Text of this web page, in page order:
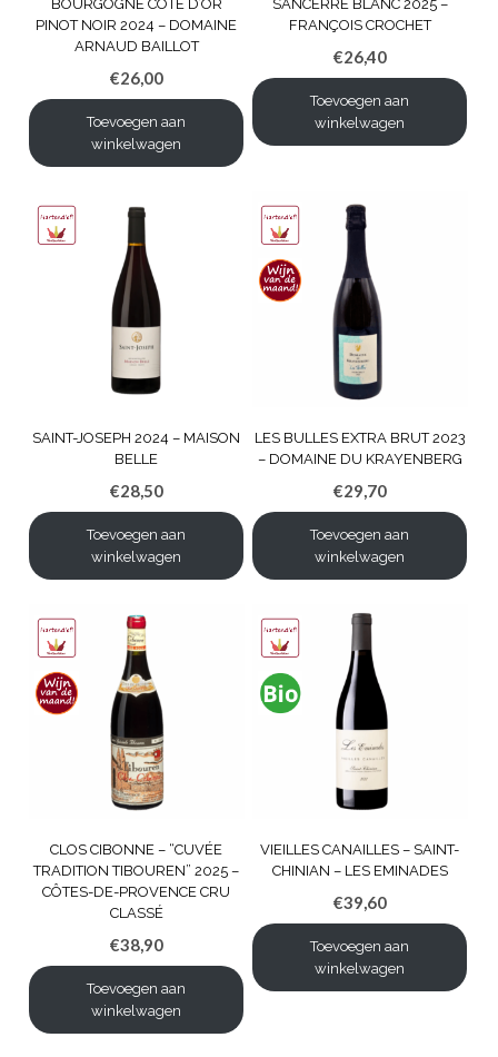
BOURGOGNE CÔTE D’OR
PINOT NOIR 2024 – DOMAINE
ARNAUD BAILLOT
€26,00
Toevoegen aan
winkelwagen
SANCERRE BLANC 2025 –
FRANÇOIS CROCHET
€26,40
Toevoegen aan
winkelwagen
SAINT-JOSEPH 2024 – MAISON
BELLE
€28,50
Toevoegen aan
winkelwagen
LES BULLES EXTRA BRUT 2023
– DOMAINE DU KRAYENBERG
€29,70
Toevoegen aan
winkelwagen
CLOS CIBONNE – “CUVÉE
TRADITION TIBOUREN” 2025 –
CÔTES-DE-PROVENCE CRU
CLASSÉ
€38,90
Toevoegen aan
winkelwagen
VIEILLES CANAILLES – SAINT-
CHINIAN – LES EMINADES
€39,60
Toevoegen aan
winkelwagen